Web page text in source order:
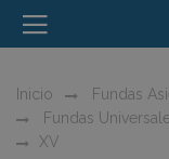
Inicio
Fundas
Fundas
XV